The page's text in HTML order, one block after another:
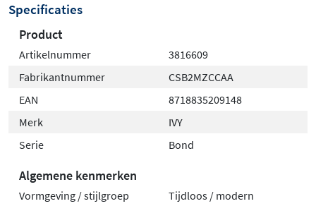
Specificaties
Product
Artikelnummer
3816609
Fabrikantnummer
CSB2MZCCAA
EAN
8718835209148
Merk
IVY
Serie
Bond
Algemene kenmerken
Vormgeving / stijlgroep
Tijdloos / modern